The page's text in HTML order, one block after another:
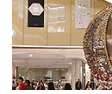
UHD TV그리고 LG 양문형 냉장고와
인 분들은 꼭 서두르세요. 단 한번의
샘 웨딩클럽..